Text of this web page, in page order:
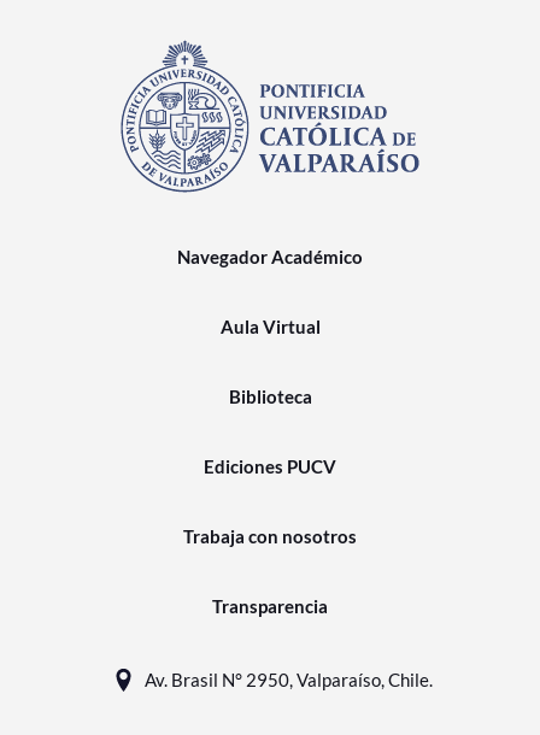
Navegador Académico
Aula Virtual
Biblioteca
Ediciones PUCV
Trabaja con nosotros
Transparencia
Av. Brasil N° 2950, Valparaíso, Chile.